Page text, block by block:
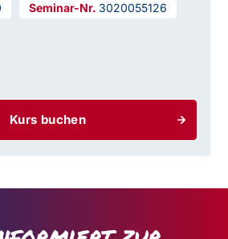
3020055126
Kurs buchen